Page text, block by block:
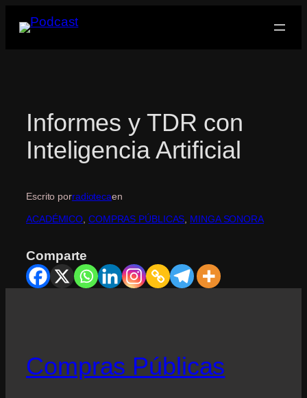
Informes y TDR con
Inteligencia Artificial
Escrito porradiotecaen
ACADÉMICO COMPRAS PÚBLICAS MINGA SONORA
Comparte
Compras Públicas